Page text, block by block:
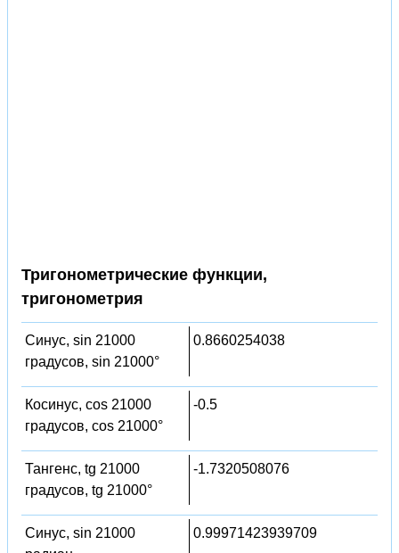
Тригонометрические функции,
тригонометрия
Синус, sin 21000
градусов, sin 21000°
0.8660254038
Косинус, cos 21000
градусов, cos 21000°
-0.5
Тангенс, tg 21000
градусов, tg 21000°
-1.7320508076
Синус, sin 21000
0.99971423939709